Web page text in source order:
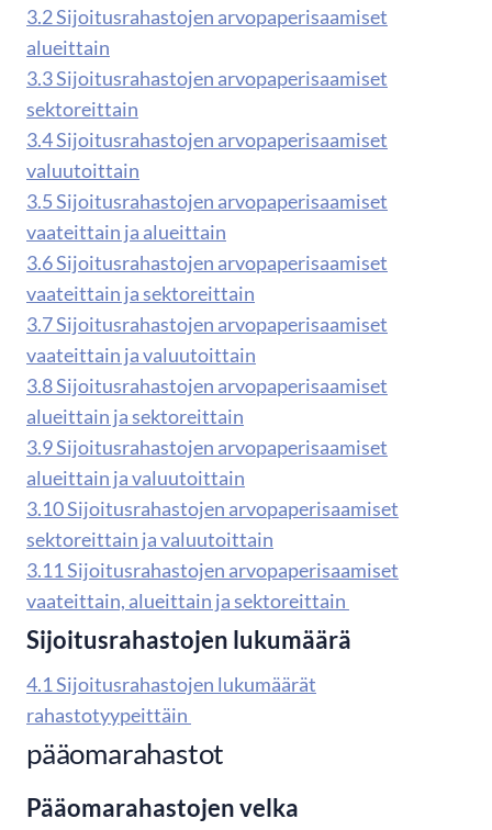
3.2 Sijoitusrahastojen arvopaperisaamiset
alueittain
3.3 Sijoitusrahastojen arvopaperisaamiset
sektoreittain
3.4 Sijoitusrahastojen arvopaperisaamiset
valuutoittain
3.5 Sijoitusrahastojen arvopaperisaamiset
vaateittain ja alueittain
3.6 Sijoitusrahastojen arvopaperisaamiset
vaateittain ja sektoreittain
3.7 Sijoitusrahastojen arvopaperisaamiset
vaateittain ja valuutoittain
3.8 Sijoitusrahastojen arvopaperisaamiset
alueittain ja sektoreittain
3.9 Sijoitusrahastojen arvopaperisaamiset
alueittain ja valuutoittain
3.10 Sijoitusrahastojen arvopaperisaamiset
sektoreittain ja valuutoittain
3.11 Sijoitusrahastojen arvopaperisaamiset
vaateittain, alueittain ja sektoreittain
Sijoitusrahastojen lukumäärä
4.1 Sijoitusrahastojen lukumäärät
rahastotyypeittäin
pääomarahastot
Pääomarahastojen velka